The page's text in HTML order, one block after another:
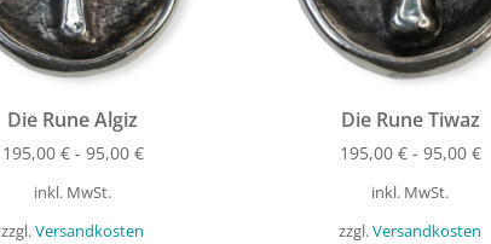
Die Rune Algiz
195,00 €- 95,00 €
inkl. MwSt.
zzgl.Versandkosten
Die Rune Tiwaz
195,00 €- 95,00 €
inkl. MwSt.
zzgl.Versandkosten